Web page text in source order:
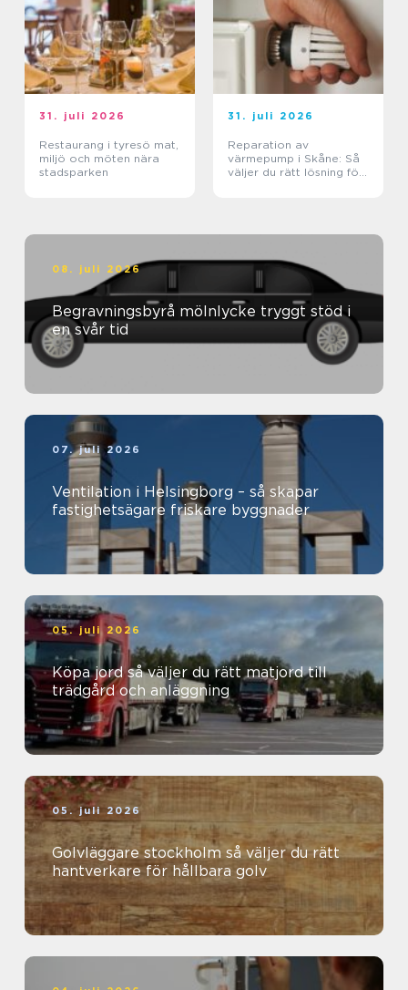
31. juli 2026
Restaurang i tyresö mat,
miljö och möten nära
stadsparken
31. juli 2026
Reparation av
värmepump i Skåne: Så
väljer du rätt lösning för
08. juli 2026
Begravningsbyrå mölnlycke tryggt stöd i
en svår tid
07. juli 2026
Ventilation i Helsingborg – så skapar
fastighetsägare friskare byggnader
05. juli 2026
Köpa jord så väljer du rätt matjord till
trädgård och anläggning
05. juli 2026
Golvläggare stockholm så väljer du rätt
hantverkare för hållbara golv